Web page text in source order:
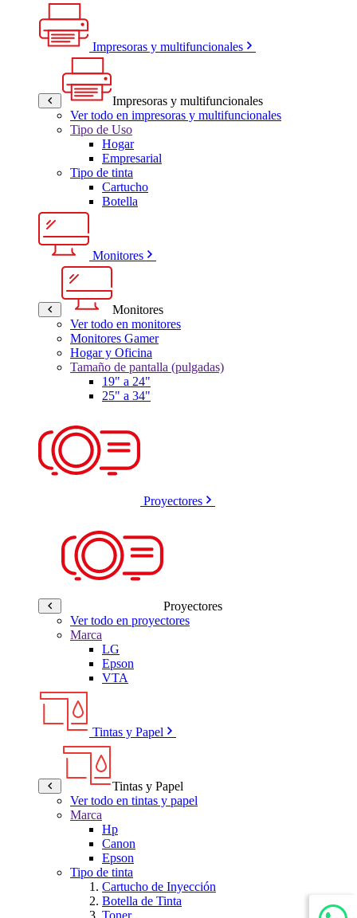
Impresoras y multifuncionales
Impresoras y multifuncionales
Ver todo en impresoras y multifuncionales
Tipo de Uso
Hogar
Empresarial
Tipo de tinta
Cartucho
Botella
Monitores
Monitores
Ver todo en monitores
Monitores Gamer
Hogar y Oficina
Tamaño de pantalla (pulgadas)
19" a 24"
25" a 34"
Proyectores
Proyectores
Ver todo en proyectores
Marca
LG
Epson
VTA
Tintas y Papel
Tintas y Papel
Ver todo en tintas y papel
Marca
Hp
Canon
Epson
Tipo de tinta
Cartucho de Inyección
Botella de Tinta
Toner